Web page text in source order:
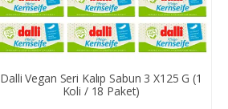
Dalli Vegan Seri Kalıp Sabun 3 X125 G (1
Koli / 18 Paket)